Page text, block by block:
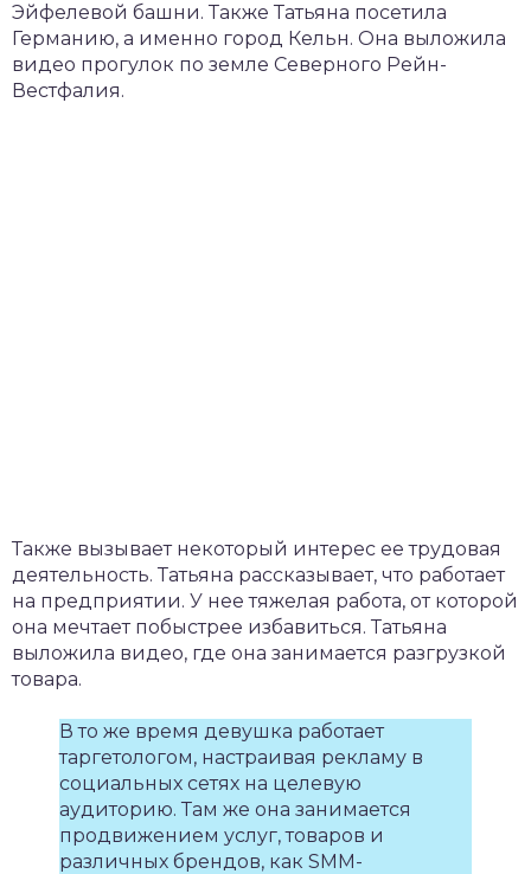
Эйфелевой башни. Также Татьяна посетила
Германию, а именно город Кельн. Она выложила
видео прогулок по земле Северного Рейн-
Вестфалия.
Также вызывает некоторый интерес ее трудовая
деятельность. Татьяна рассказывает, что работает
на предприятии. У нее тяжелая работа, от которой
она мечтает побыстрее избавиться. Татьяна
выложила видео, где она занимается разгрузкой
товара.
В то же время девушка работает
таргетологом, настраивая рекламу в
социальных сетях на целевую
аудиторию. Там же она занимается
продвижением услуг, товаров и
различных брендов, как SMM-